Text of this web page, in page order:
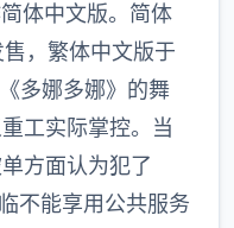
体中文版。简体
，繁体中文版于
多娜多娜》的舞
工实际掌控。当
方面认为犯了
不能享用公共服务